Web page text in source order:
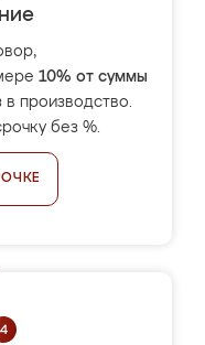
10% от суммы
в производство.
без %.